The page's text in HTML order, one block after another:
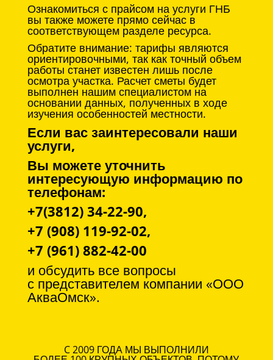
Ознакомиться с прайсом на услуги ГНБ
вы также можете прямо сейчас в
соответствующем разделе ресурса.
Обратите внимание: тарифы являются
ориентировочными, так как точный объем
работы станет известен лишь после
осмотра участка. Расчет сметы будет
выполнен нашим специалистом на
основании данных, полученных в ходе
изучения особенностей местности.
Если вас заинтересовали наши
услуги,
Вы можете уточнить
интересующую информацию по
телефонам:
+7(3812) 34-22-90,
+7 (908) 119-92-02,
+7 (961) 882-42-00
и обсудить все вопросы
с представителем компании «ООО
АкваОмск».
C 2009 ГОДА МЫ ВЫПОЛНИЛИ